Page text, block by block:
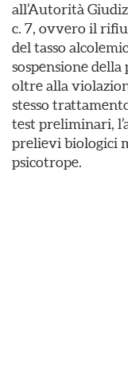
all’Autorità
c. 7, ovvero il
del tasso
sospensione della
oltre alla
stesso
test preliminari,
prelievi biologici
psicotrope.